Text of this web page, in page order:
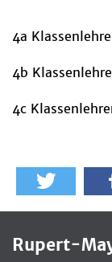
4a
4b
4c
Rupert-